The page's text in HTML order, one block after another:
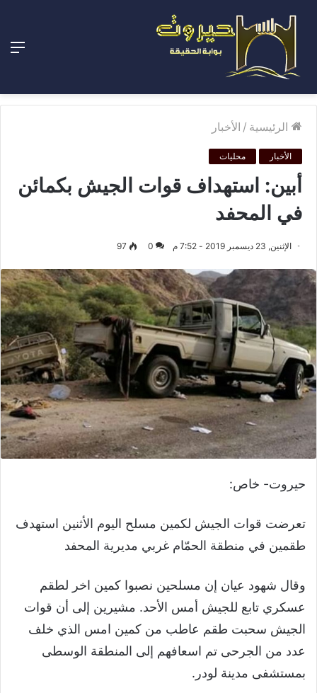
الرئيسية / الأخبار
الأخبار محليات
أبين: استهداف قوات الجيش بكمائن
في المحفد
الإثنين, 23 ديسمبر 2019 - 7:52 م 0
97
حيروت- خاص:
تعرضت قوات الجيش لكمين مسلح اليوم الأثنين استهدف
طقمين في منطقة الحمّام غربي مديرية المحفد
وقال شهود عيان إن مسلحين نصبوا كمين اخر لطقم
عسكري تابع للجيش أمس الأحد. مشيرين إلى أن قوات
الجيش سحبت طقم عاطب من كمين امس الذي خلف
عدد من الجرحى تم اسعافهم إلى المنطقة الوسطى
بمستشفى مدينة لودر.